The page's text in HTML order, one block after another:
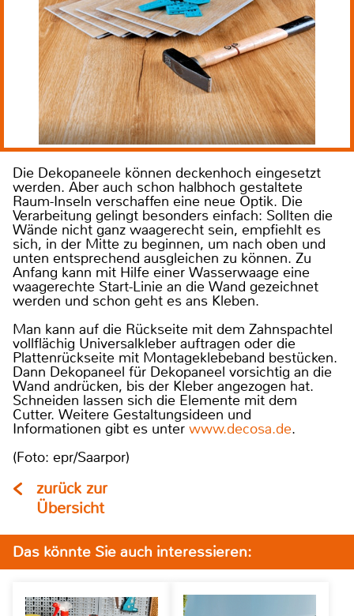
Die Dekopaneele können deckenhoch eingesetzt
werden. Aber auch schon halbhoch gestaltete
Raum-Inseln verschaffen eine neue Optik. Die
Verarbeitung gelingt besonders einfach: Sollten die
Wände nicht ganz waagerecht sein, empfiehlt es
sich, in der Mitte zu beginnen, um nach oben und
unten entsprechend ausgleichen zu können. Zu
Anfang kann mit Hilfe einer Wasserwaage eine
waagerechte Start-Linie an die Wand gezeichnet
werden und schon geht es ans Kleben.
Man kann auf die Rückseite mit dem Zahnspachtel
vollflächig Universalkleber auftragen oder die
Plattenrückseite mit Montageklebeband bestücken.
Dann Dekopaneel für Dekopaneel vorsichtig an die
Wand andrücken, bis der Kleber angezogen hat.
Schneiden lassen sich die Elemente mit dem
Cutter. Weitere Gestaltungsideen und
Informationen gibt es unter www.decosa.de.
(Foto: epr/Saarpor)
zurück zur
Übersicht
Das könnte Sie auch interessieren: